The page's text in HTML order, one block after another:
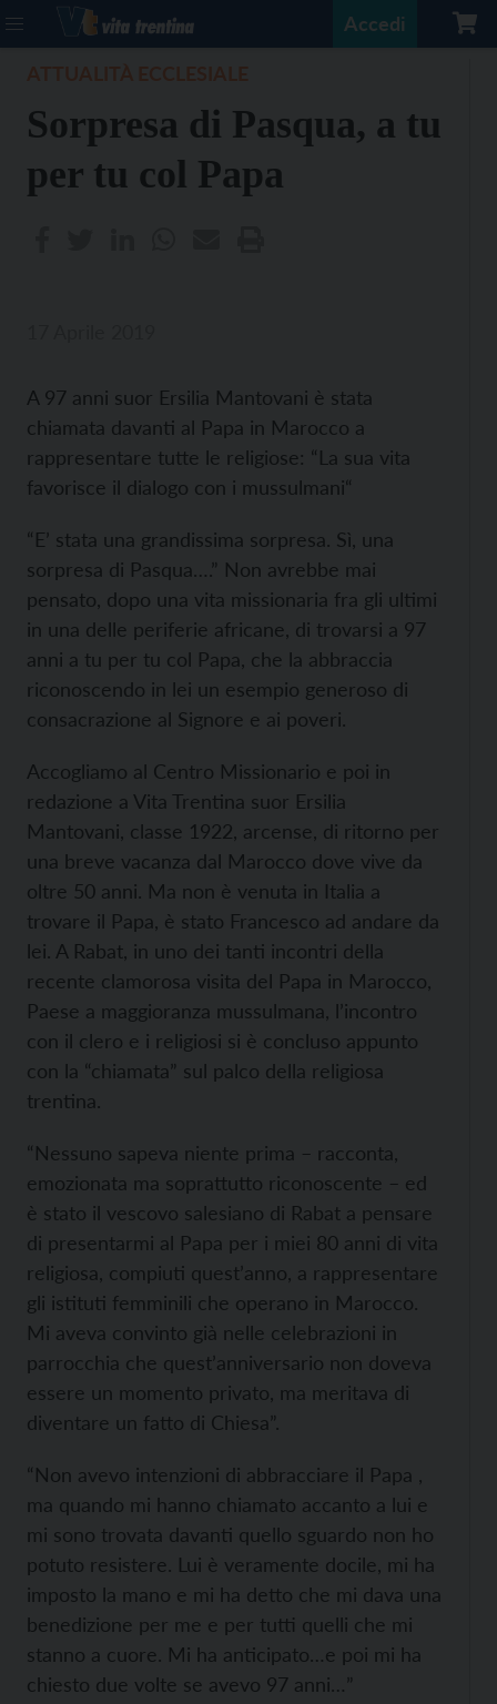
Accedi
Sorpresa di Pasqua, a tu
per tu col Papa
A 97 anni suor Ersilia Mantovani è stata
chiamata davanti al Papa in Marocco a
rappresentare tutte le religiose: “La sua vita
favorisce il dialogo con i mussulmani“
“E’ stata una grandissima sorpresa. Sì, una
sorpresa di Pasqua….” Non avrebbe mai
pensato, dopo una vita missionaria fra gli ultimi
in una delle periferie africane, di trovarsi a 97
anni a tu per tu col Papa, che la abbraccia
riconoscendo in lei un esempio generoso di
consacrazione al Signore e ai poveri.
Accogliamo al Centro Missionario e poi in
redazione a Vita Trentina suor Ersilia
Mantovani, classe 1922, arcense, di ritorno per
una breve vacanza dal Marocco dove vive da
oltre 50 anni. Ma non è venuta in Italia a
trovare il Papa, è stato Francesco ad andare da
lei. A Rabat, in uno dei tanti incontri della
recente clamorosa visita del Papa in Marocco,
Paese a maggioranza mussulmana, l’incontro
con il clero e i religiosi si è concluso appunto
con la “chiamata” sul palco della religiosa
trentina.
“Nessuno sapeva niente prima – racconta,
emozionata ma soprattutto riconoscente – ed
è stato il vescovo salesiano di Rabat a pensare
di presentarmi al Papa per i miei 80 anni di vita
religiosa, compiuti quest’anno, a rappresentare
gli istituti femminili che operano in Marocco.
Mi aveva convinto già nelle celebrazioni in
parrocchia che quest’anniversario non doveva
essere un momento privato, ma meritava di
diventare un fatto di Chiesa”.
“Non avevo intenzioni di abbracciare il Papa ,
ma quando mi hanno chiamato accanto a lui e
mi sono trovata davanti quello sguardo non ho
potuto resistere. Lui è veramente docile, mi ha
imposto la mano e mi ha detto che mi dava una
benedizione per me e per tutti quelli che mi
stanno a cuore. Mi ha anticipato…e poi mi ha
chiesto due volte se avevo 97 anni…”